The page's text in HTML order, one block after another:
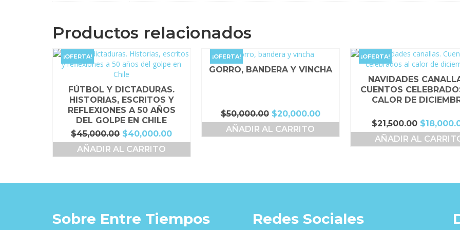
Productos relacionados
¡OFERTA!
FÚTBOL Y DICTADURAS.
HISTORIAS, ESCRITOS Y
REFLEXIONES A 50 AÑOS
DEL GOLPE EN CHILE
$45,000.00 El
precio
original
$40,000.00El
precio
AÑADIR AL CARRITO
¡OFERTA!
GORRO, BANDERA Y VINCHA
$50,000.00 El
precio
original
$20,000.00El
precio
AÑADIR AL CARRITO
¡OFERTA!
NAVIDADES
CUENTOS
CALOR DE
$21,500.00 El
precio
original
$
AÑADIR AL
Sobre Entre Tiempos Redes Sociales